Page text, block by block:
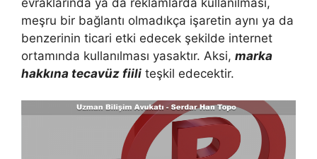
meşru bir bağlantı olmadıkça işaretin aynı ya da
benzerinin ticari etki edecek şekilde internet
ortamında kullanılması yasaktır. Aksi, marka
hakkına tecavüz fiili teşkil edecektir.